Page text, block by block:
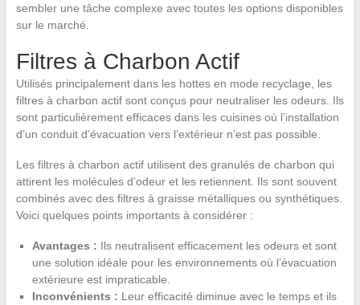
sembler une tâche complexe avec toutes les options disponibles
sur le marché.
Filtres à Charbon Actif
Utilisés principalement dans les hottes en mode recyclage, les
filtres à charbon actif sont conçus pour neutraliser les odeurs. Ils
sont particulièrement efficaces dans les cuisines où l’installation
d’un conduit d’évacuation vers l’extérieur n’est pas possible.
Les filtres à charbon actif utilisent des granulés de charbon qui
attirent les molécules d’odeur et les retiennent. Ils sont souvent
combinés avec des filtres à graisse métalliques ou synthétiques.
Voici quelques points importants à considérer :
Avantages : Ils neutralisent efficacement les odeurs et sont
une solution idéale pour les environnements où l’évacuation
extérieure est impraticable.
Inconvénients : Leur efficacité diminue avec le temps et ils